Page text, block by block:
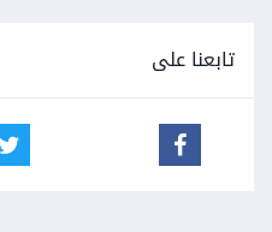
تابعنا على